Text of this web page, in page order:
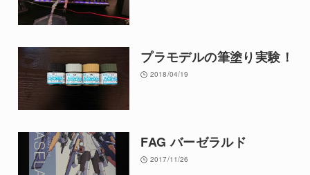
プラモデルの筆塗り実験！
2018/04/19
FAG バーゼラルド
2017/11/26